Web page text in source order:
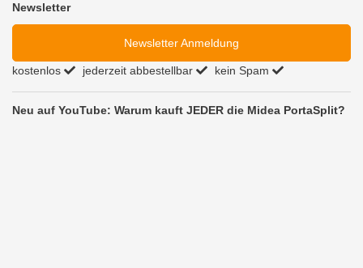
Newsletter
Newsletter Anmeldung
kostenlos jederzeit abbestellbar kein Spam
Neu auf YouTube: Warum kauft JEDER die Midea PortaSplit?